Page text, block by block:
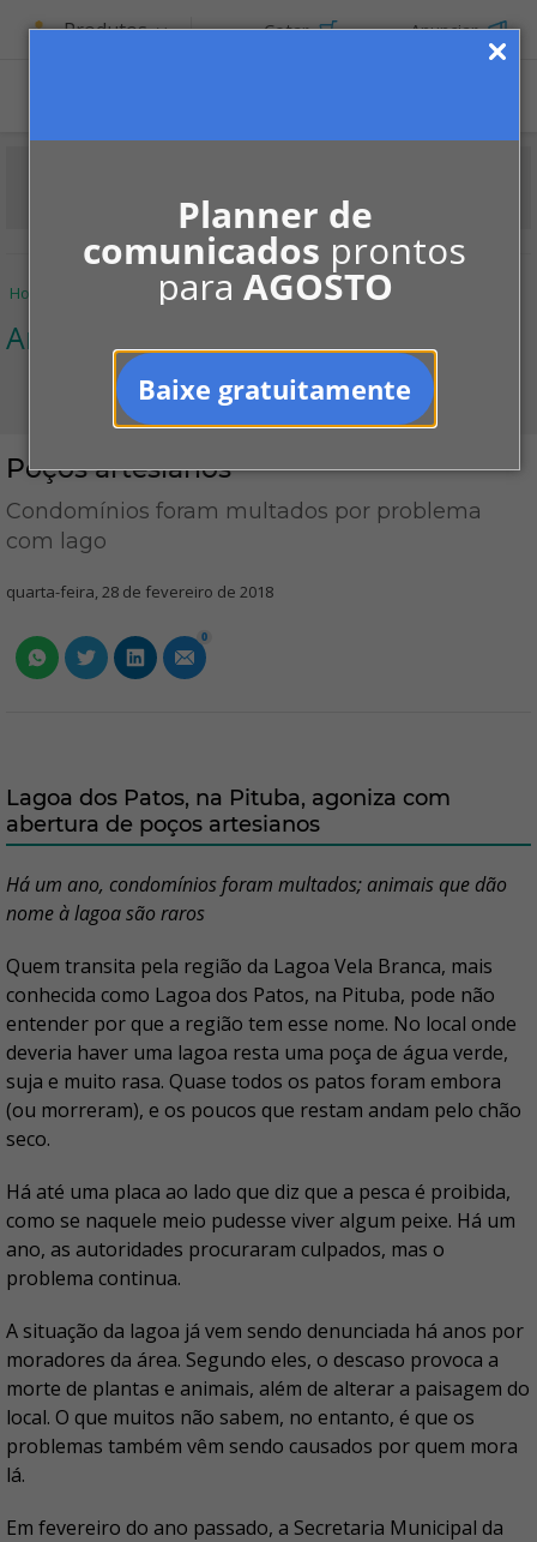
Planner de
comunicados prontos
para AGOSTO
Baixe gratuitamente
Produtos Cotar Anunciar
Home Notícias Ambiente Poços artesianos
Ambiente
Poços artesianos
Condomínios foram multados por problema
com lago
quarta-feira, 28 de fevereiro de 2018
0
Lagoa dos Patos, na Pituba, agoniza com
abertura de poços artesianos
Há um ano, condomínios foram multados; animais que dão
nome à lagoa são raros
Quem transita pela região da Lagoa Vela Branca, mais
conhecida como Lagoa dos Patos, na Pituba, pode não
entender por que a região tem esse nome. No local onde
deveria haver uma lagoa resta uma poça de água verde,
suja e muito rasa. Quase todos os patos foram embora
(ou morreram), e os poucos que restam andam pelo chão
seco.
Há até uma placa ao lado que diz que a pesca é proibida,
como se naquele meio pudesse viver algum peixe. Há um
ano, as autoridades procuraram culpados, mas o
problema continua.
A situação da lagoa já vem sendo denunciada há anos por
moradores da área. Segundo eles, o descaso provoca a
morte de plantas e animais, além de alterar a paisagem do
local. O que muitos não sabem, no entanto, é que os
problemas também vêm sendo causados por quem mora
lá.
Em fevereiro do ano passado, a Secretaria Municipal da